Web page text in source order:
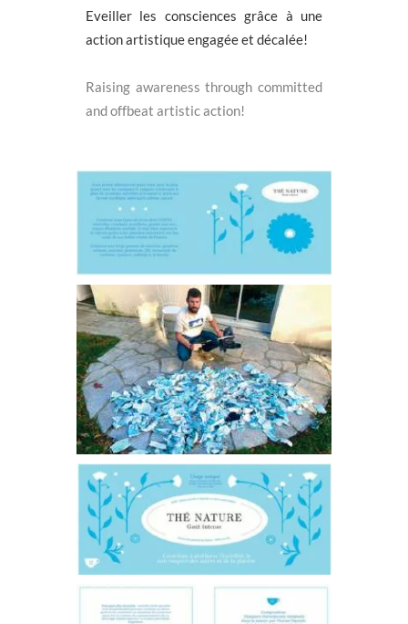
Eveiller les consciences grâce à une
action artistique engagée et décalée!
Raising awareness through committed
and offbeat artistic action!